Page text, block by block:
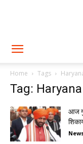
Home Tags
Tag:
आज